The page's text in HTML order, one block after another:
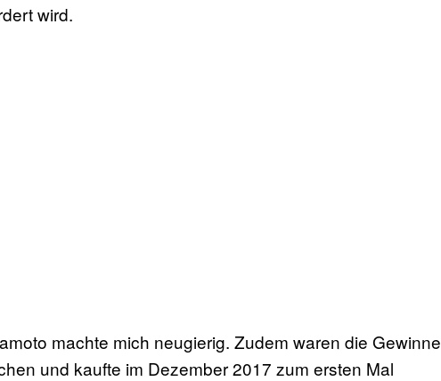
wird.
machte mich neugierig. Zudem waren die Gewinne
und kaufte im Dezember 2017 zum ersten Mal